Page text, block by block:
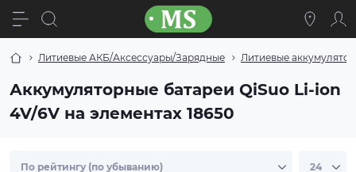
Литиевые АКБ/Аксессуары/Зарядные Литиевые
Аккумуляторные батареи QiSuo Li-ion
4V/6V на элементах 18650